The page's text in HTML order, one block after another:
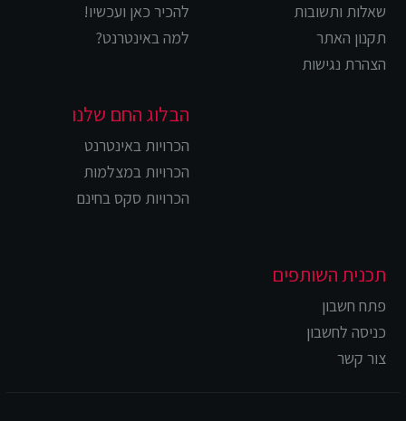
שאלות ותשובות
תקנון האתר
הצהרת נגישות
להכיר כאן ועכשיו!
למה באינטרנט?
הבלוג החם שלנו
הכרויות באינטרנט
הכרויות במצלמות
הכרויות סקס בחינם
תכנית השותפים
פתח חשבון
כניסה לחשבון
צור קשר